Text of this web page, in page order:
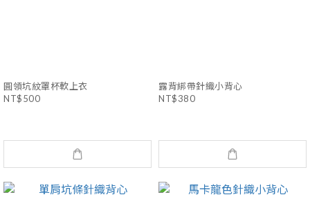
圓領坑紋罩杯軟上衣
NT$500
露背綁帶針織小背心
NT$380